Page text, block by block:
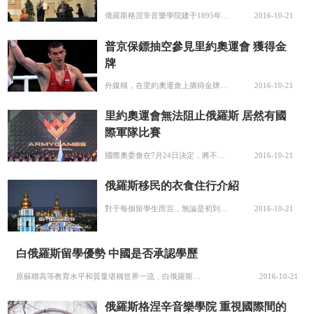
俄羅斯格涅辛音樂學院建于1895年，由著名的格涅辛音樂世家創立，目前是全俄羅斯培養本國及外國音樂藝術全面人才、并授予俄羅斯教育制度承認的各種高等學歷的最知名的學府之一。該校文憑被認為是全國最有價值的文憑之一。俄羅斯格涅辛音樂學院學生可以選擇任何一門音樂藝術方面的課程。到目前為止已有大約12000名年... 2016-10-21
普京保鏢抽空參見里約奧運會 獲得金
牌
2016-10-21
里約奧運會無法阻止俄羅斯 居然有國
際軍隊比賽
2016-10-21
俄羅斯移民的衣食住行介紹
2016-10-21
白俄羅斯留學優勢 中國是否承認學歷
原蘇聯高等教育水平和質量堪稱世界一流，白俄羅斯是原蘇聯教育基地，也是原蘇聯科技、文化和教育中心。下面查字典新聞網介紹一下白俄羅斯留學優勢。 1).白俄羅斯高等教育狀況: 蘇聯的科技人才占了全世界的四分之一，而白俄羅斯的科技人才又占了蘇聯的四分之一。白俄羅斯的航空、航天、造船和新材料科學世界卓然，它的... 2016-10-21
俄羅斯格涅辛音樂學院 重視國際間的